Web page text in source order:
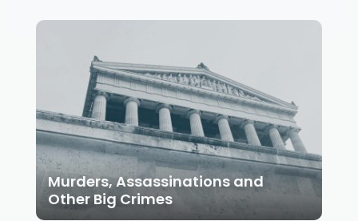
Murders, Assassinations and
Other Big Crimes